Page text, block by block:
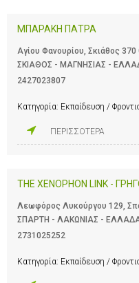
ΜΠΑΡΑΚΗ ΠΑΤΡΑ
Αγίου Φανουρίου, Σκιάθος
ΣΚΙΑΘΟΣ - ΜΑΓΝΗΣΙΑΣ -
2427023807
Κατηγορία: Εκπαίδευση /
ΠΕΡΙΣΣΟΤΕΡΑ
THE XENOPHON LINK -
Λεωφόρος Λυκούργου 129,
ΣΠΑΡΤΗ - ΛΑΚΩΝΙΑΣ -
2731025252
Κατηγορία: Εκπαίδευση /